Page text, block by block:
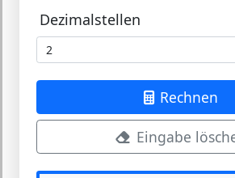
Dezimalstellen
Rechnen
Eingabe